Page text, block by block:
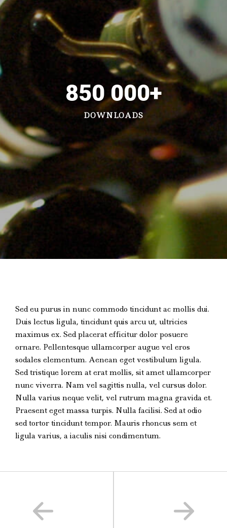
850 000+
DOWNLOADS
Sed eu purus in nunc commodo tincidunt ac mollis dui.
Duis lectus ligula, tincidunt quis arcu ut, ultricies
maximus ex. Sed placerat efficitur dolor posuere
ornare. Pellentesque ullamcorper augue vel eros
sodales elementum. Aenean eget vestibulum ligula.
Sed tristique lorem at erat mollis, sit amet ullamcorper
nunc viverra. Nam vel sagittis nulla, vel cursus dolor.
Nulla varius neque velit, vel rutrum magna gravida et.
Praesent eget massa turpis. Nulla facilisi. Sed at odio
sed tortor tincidunt tempor. Mauris rhoncus sem et
ligula varius, a iaculis nisi condimentum.